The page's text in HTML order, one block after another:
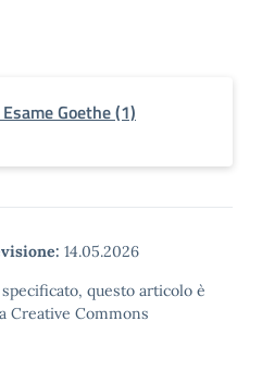
Goethe (1)
14.05.2026
questo articolo è
Creative Commons